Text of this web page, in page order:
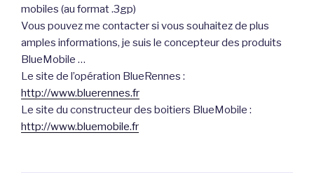
mobiles (au format .3gp)
Vous pouvez me contacter si vous souhaitez de plus
amples informations, je suis le concepteur des produits
BlueMobile …
Le site de l’opération BlueRennes :
http://www.bluerennes.fr
Le site du constructeur des boitiers BlueMobile :
http://www.bluemobile.fr